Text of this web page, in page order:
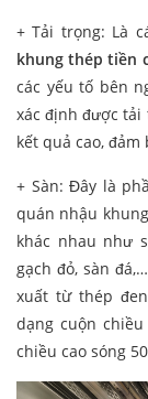
+ Tải trọng: Là
khung thép tiền
các yếu tố bên
xác định được
kết quả cao,
+ Sàn: Đây là
quán nhậu
khác nhau như
gạch đỏ, sàn
xuất từ thép
dạng cuộn
chiều cao sóng